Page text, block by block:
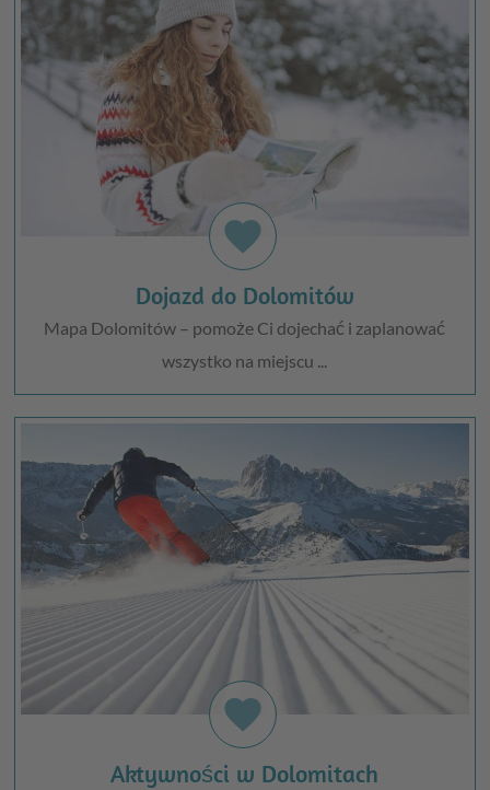
favorite
Dojazd do Dolomitów
Mapa Dolomitów – pomoże Ci dojechać i zaplanować
wszystko na miejscu ...
favorite
Aktywności w Dolomitach